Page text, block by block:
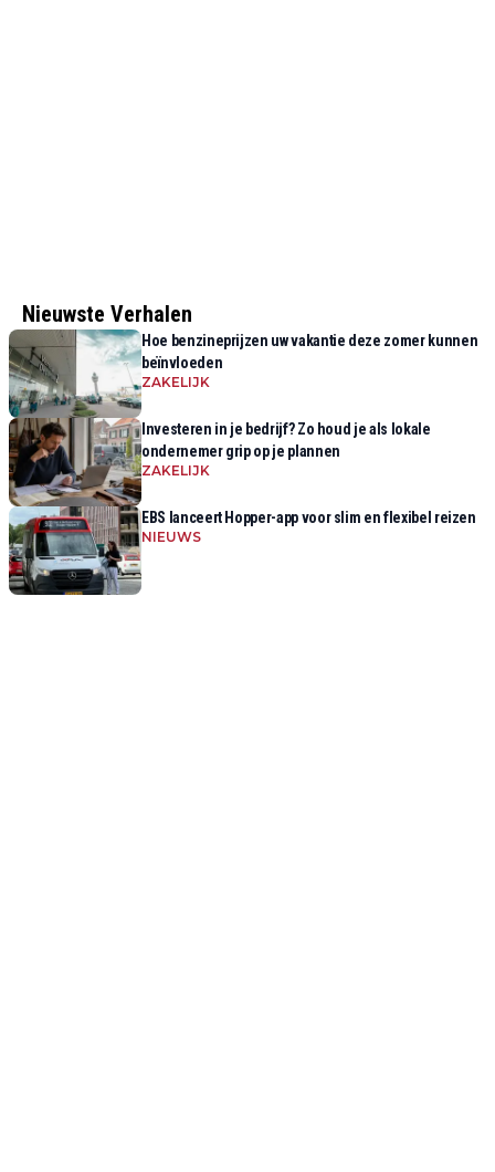
Nieuwste Verhalen
Hoe benzineprijzen uw vakantie deze zomer kunnen
beïnvloeden
ZAKELIJK
Investeren in je bedrijf? Zo houd je als lokale
ondernemer grip op je plannen
ZAKELIJK
EBS lanceert Hopper-app voor slim en flexibel reizen
NIEUWS